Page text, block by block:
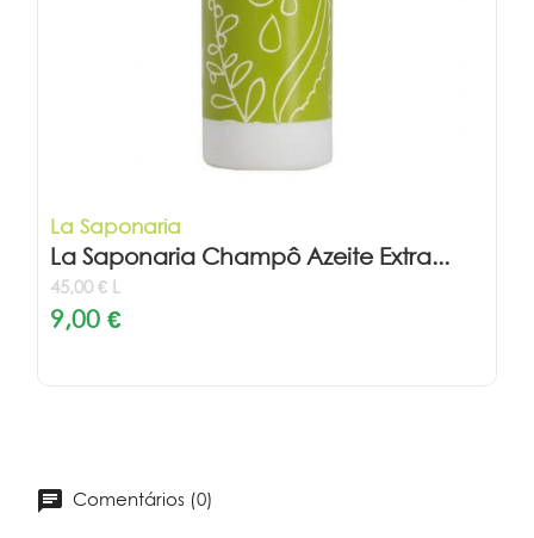
La Saponaria
La Saponaria Champô Azeite Extra...
45,00 € L
9,00 €
Comentários (0)